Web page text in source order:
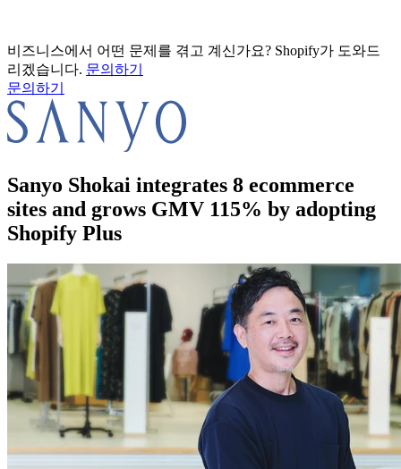
비즈니스에서 어떤 문제를 겪고 계신가요? Shopify가 도와드
리겠습니다. 문의하기
문의하기
Sanyo Shokai integrates 8 ecommerce
sites and grows GMV 115% by adopting
Shopify Plus